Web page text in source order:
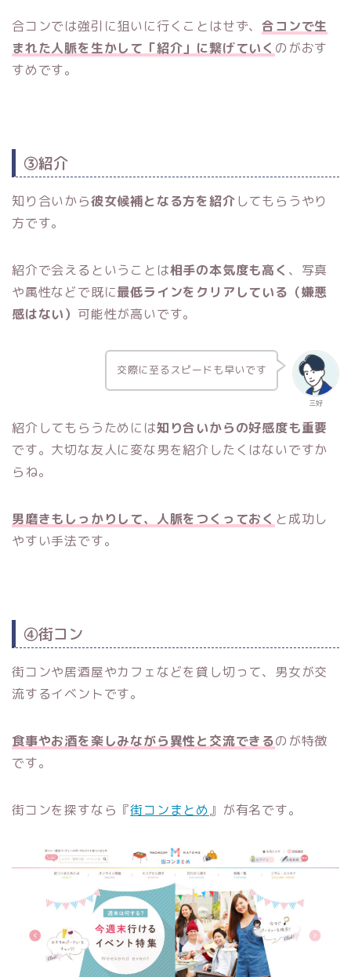
合コンでは強引に狙いに行くことはせず、合コンで生
まれた人脈を生かして「紹介」に繋げていく のがおす
すめです。
③紹介
知り合いから彼女候補となる方を紹介してもらうやり
方です。
紹介で会えるということは相手の本気度も高く 、写真
や属性などで既に最低ラインをクリア している （嫌悪
感はない） 可能性が高いです。
三好
交際に至るスピードも早いです
紹介してもらうためには知り合いからの好感度も重要
です。大切な友人に変な男を紹介したくはないですか
らね。
男磨きもしっかりして、人脈をつくっておく と成功し
やすい手法です。
④街コン
街コンや居酒屋やカフェなどを貸し切って、男女が交
流するイベントです。
食事やお酒を楽しみながら異性と交流できるのが特徴
です。
街コンを探すなら『街コンまとめ』が有名です。